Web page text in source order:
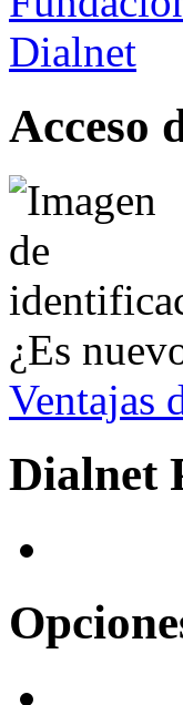
Acceso
¿Es
Ventajas
Dialnet